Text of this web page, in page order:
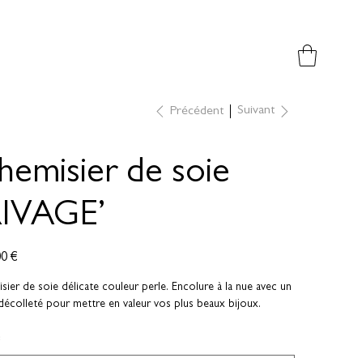
Précédent Suivant
de soie
€
de soie délicate couleur perle. Encolure à la nue avec un
pour mettre en valeur vos plus beaux bijoux.